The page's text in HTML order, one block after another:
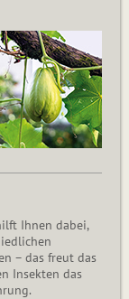
Ihnen dabei,
– das freut das
Insekten das